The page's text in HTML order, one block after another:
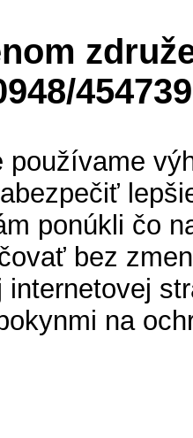
používame
ponúkli čo
bez
internetovej
na